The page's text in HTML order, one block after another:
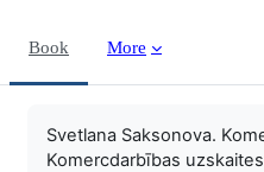
Book More
Svetlana Saksonova.
Komercdarbības